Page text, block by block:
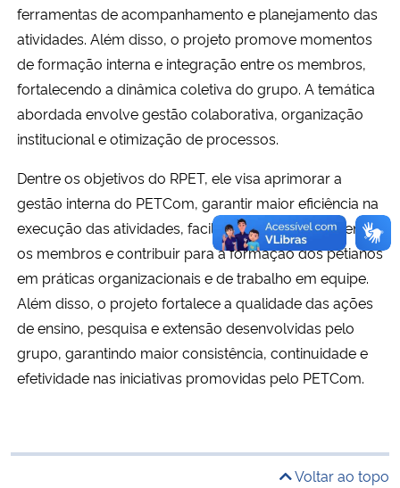
Ministério do Turismo
Ministério do Desenvolvimento Regional
Controladoria-Geral da União
Ministério da Mulher, da Família e dos Direitos Humanos
Secretaria-Geral
Secretaria de Governo
Gabinete de Segurança Institucional
Advocacia-Geral da União
ferramentas de acompanhamento e planejamento das
atividades. Além disso, o projeto promove momentos
de formação interna e integração entre os membros,
fortalecendo a dinâmica coletiva do grupo. A temática
abordada envolve gestão colaborativa, organização
institucional e otimização de processos.
Dentre os objetivos do RPET, ele visa aprimorar a
gestão interna do PETCom, garantir maior eficiência na
execução das atividades, facilitar a comunicação entre
os membros e contribuir para a formação dos petianos
em práticas organizacionais e de trabalho em equipe.
Além disso, o projeto fortalece a qualidade das ações
de ensino, pesquisa e extensão desenvolvidas pelo
grupo, garantindo maior consistência, continuidade e
efetividade nas iniciativas promovidas pelo PETCom.
Voltar ao topo